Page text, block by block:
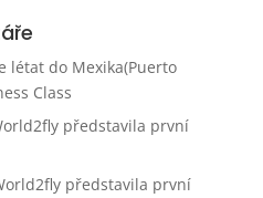
létat do Mexika(Puerto
Class
představila první
představila první